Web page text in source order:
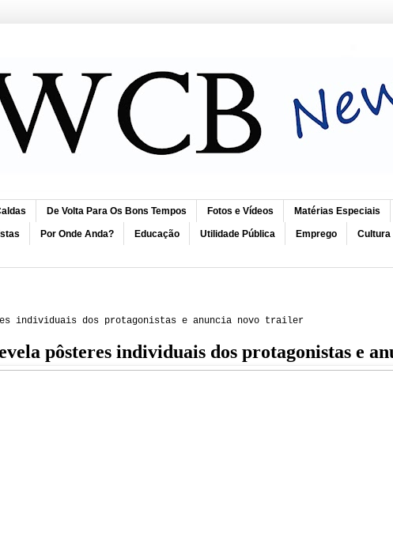
De Volta Para Os Bons Tempos Fotos e Vídeos Matérias Especiais
Por Onde Anda? Educação Utilidade Pública Emprego Cultura
individuais dos protagonistas e anuncia novo trailer
pôsteres individuais dos protagonistas e